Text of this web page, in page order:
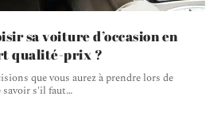
sa voiture d’occasion en
qualité-prix ?
que vous aurez à prendre lors de
savoir s'il faut…